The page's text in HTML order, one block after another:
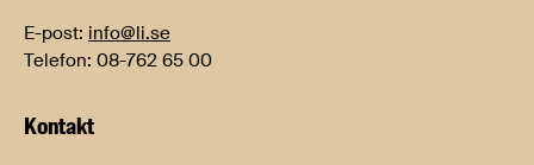
E-post: info@li.se
Telefon: 08-762 65 00
Kontakt